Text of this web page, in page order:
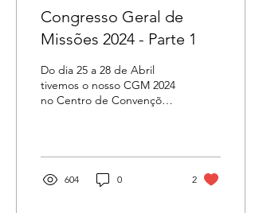
Congresso Geral de
Missões 2024 - Parte 1
Do dia 25 a 28 de Abril
tivemos o nosso CGM 2024
no Centro de Convenções
604 0 2